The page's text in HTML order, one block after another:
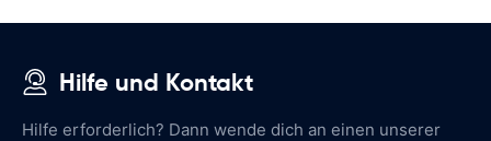
Hilfe und Kontakt
Hilfe erforderlich? Dann wende dich an einen unserer